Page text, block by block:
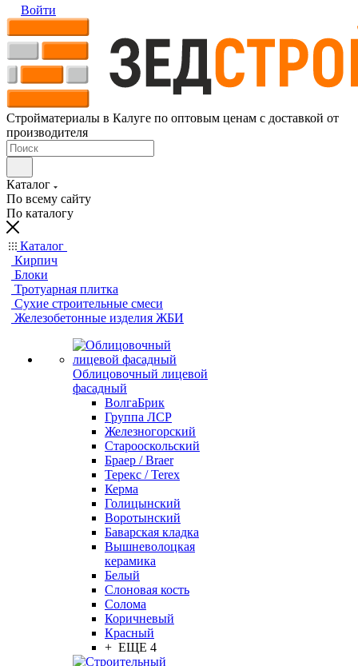
Войти
Стройматериалы в Калуге по оптовым ценам с доставкой от
производителя
Каталог
По всему сайту
По каталогу
Каталог
Кирпич
Блоки
Тротуарная плитка
Сухие строительные смеси
Железобетонные изделия ЖБИ
Облицовочный лицевой
фасадный
ВолгаБрик
Группа ЛСР
Железногорский
Старооскольский
Браер / Braer
Терекс / Terex
Керма
Голицынский
Воротынский
Баварская кладка
Вышневолоцкая
керамика
Белый
Слоновая кость
Солома
Коричневый
Красный
+ ЕЩЕ 4